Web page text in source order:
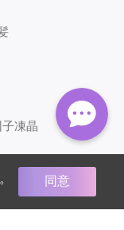
子凍晶
。 同意